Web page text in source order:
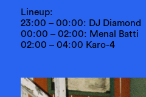
Lineup:
23:00 – 00:00: DJ Diamond
00:00 – 02:00: Menal Batti
02:00 – 04:00 Karo-4